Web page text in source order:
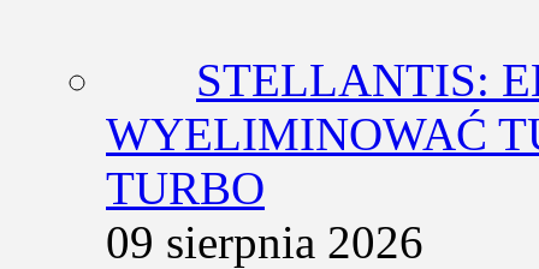
STELLANTIS:
WYELIMINOWAĆ
TURBO
09 sierpnia 2026